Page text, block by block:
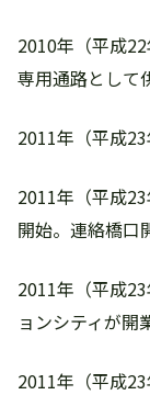
2010年（平成
専用通路として
2011年（平成
2011年（平成
開始。連絡橋口
2011年（平成
ョンシティが開
2011年（平成